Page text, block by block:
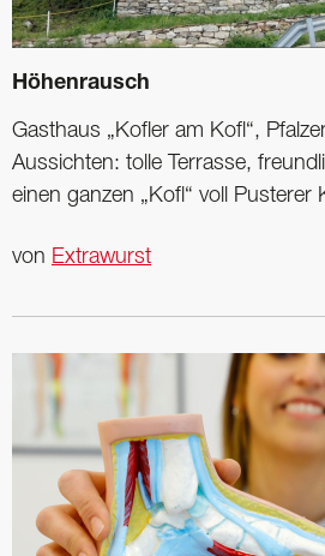
Höhenrausch
Gasthaus „Kofler am Kofl“,
Aussichten: tolle Terrasse,
einen ganzen „Kofl“ voll Pusterer
von Extrawurst